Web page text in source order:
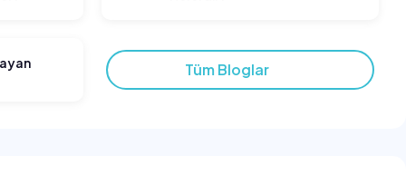
Tüm Bloglar